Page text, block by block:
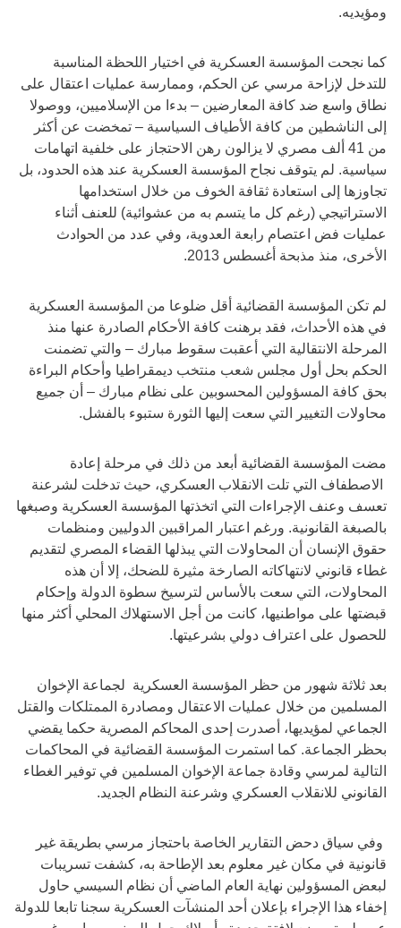
ومؤيديه.
كما نجحت المؤسسة العسكرية في اختيار اللحظة المناسبة
للتدخل لإزاحة مرسي عن الحكم، وممارسة عمليات اعتقال على
نطاق واسع ضد كافة المعارضين – بدءا من الإسلاميين، ووصولا
إلى الناشطين من كافة الأطياف السياسية – تمخضت عن أكثر
من 41 ألف مصري لا يزالون رهن الاحتجاز على خلفية اتهامات
سياسية. لم يتوقف نجاح المؤسسة العسكرية عند هذه الحدود، بل
تجاوزها إلى استعادة ثقافة الخوف من خلال استخدامها
الاستراتيجي (رغم كل ما يتسم به من عشوائية) للعنف أثناء
عمليات فض اعتصام رابعة العدوية، وفي عدد من الحوادث
الأخرى، منذ مذبحة أغسطس 2013.
لم تكن المؤسسة القضائية أقل ضلوعا من المؤسسة العسكرية
في هذه الأحداث، فقد برهنت كافة الأحكام الصادرة عنها منذ
المرحلة الانتقالية التي أعقبت سقوط مبارك – والتي تضمنت
الحكم بحل أول مجلس شعب منتخب ديمقراطيا وأحكام البراءة
بحق كافة المسؤولين المحسوبين على نظام مبارك – أن جميع
محاولات التغيير التي سعت إليها الثورة ستبوء بالفشل.
مضت المؤسسة القضائية أبعد من ذلك في مرحلة إعادة
الاصطفاف التي تلت الانقلاب العسكري، حيث تدخلت لشرعنة
تعسف وعنف الإجراءات التي اتخذتها المؤسسة العسكرية وصبغها
بالصبغة القانونية. ورغم اعتبار المراقبين الدوليين ومنظمات
حقوق الإنسان أن المحاولات التي يبذلها القضاء المصري لتقديم
غطاء قانوني لانتهاكاته الصارخة مثيرة للضحك، إلا أن هذه
المحاولات، التي سعت بالأساس لترسيخ سطوة الدولة وإحكام
قبضتها على مواطنيها، كانت من أجل الاستهلاك المحلي أكثر منها
للحصول على اعتراف دولي بشرعيتها.
بعد ثلاثة شهور من حظر المؤسسة العسكرية لجماعة الإخوان
المسلمين من خلال عمليات الاعتقال ومصادرة الممتلكات والقتل
الجماعي لمؤيديها، أصدرت إحدى المحاكم المصرية حكما يقضي
بحظر الجماعة. كما استمرت المؤسسة القضائية في المحاكمات
التالية لمرسي وقادة جماعة الإخوان المسلمين في توفير الغطاء
القانوني للانقلاب العسكري وشرعنة النظام الجديد.
وفي سياق دحض التقارير الخاصة باحتجاز مرسي بطريقة غير
قانونية في مكان غير معلوم بعد الإطاحة به، كشفت تسريبات
لبعض المسؤولين نهاية العام الماضي أن نظام السيسي حاول
إخفاء هذا الإجراء بإعلان أحد المنشآت العسكرية سجنا تابعا للدولة